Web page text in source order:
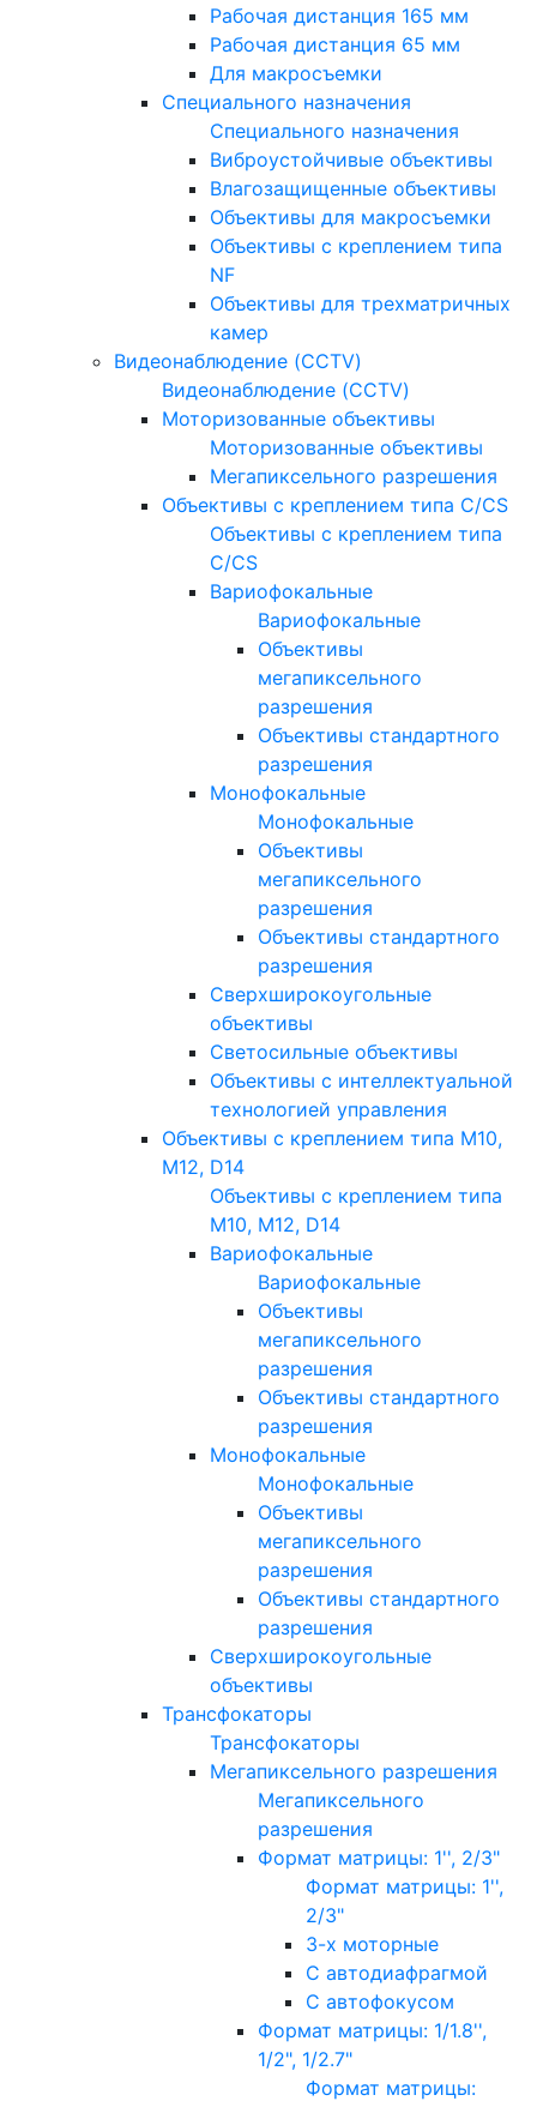
Рабочая дистанция 165 мм
Рабочая дистанция 65 мм
Для макросъемки
Специального назначения
Специального назначения
Виброустойчивые объективы
Влагозащищенные объективы
Объективы для макросъемки
Объективы с креплением типа
NF
Объективы для трехматричных
камер
Видеонаблюдение (CCTV)
Видеонаблюдение (CCTV)
Моторизованные объективы
Моторизованные объективы
Мегапиксельного разрешения
Объективы с креплением типа C/CS
Объективы с креплением типа
C/CS
Вариофокальные
Вариофокальные
Объективы
мегапиксельного
разрешения
Объективы стандартного
разрешения
Монофокальные
Монофокальные
Объективы
мегапиксельного
разрешения
Объективы стандартного
разрешения
Сверхширокоугольные
объективы
Светосильные объективы
Объективы с интеллектуальной
технологией управления
Объективы с креплением типа M10,
M12, D14
Объективы с креплением типа
M10, M12, D14
Вариофокальные
Вариофокальные
Объективы
мегапиксельного
разрешения
Объективы стандартного
разрешения
Монофокальные
Монофокальные
Объективы
мегапиксельного
разрешения
Объективы стандартного
разрешения
Сверхширокоугольные
объективы
Трансфокаторы
Трансфокаторы
Мегапиксельного разрешения
Мегапиксельного
разрешения
Формат матрицы: 1'', 2/3"
Формат матрицы: 1'',
2/3"
3-х моторные
С автодиафрагмой
С автофокусом
Формат матрицы: 1/1.8'',
1/2", 1/2.7"
Формат матрицы: